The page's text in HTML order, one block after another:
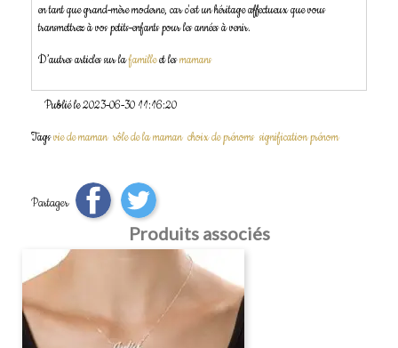
en tant que grand-mère moderne, car c'est un héritage affectueux que vous
transmettrez à vos petits-enfants pour les années à venir.
D’autres articles sur lafamilleet lesmamans
Publié le 2023-06-30 11:16:20
Tagsvie de maman rôle de la maman choix de prénoms signification prénom
Partager
Produits associés